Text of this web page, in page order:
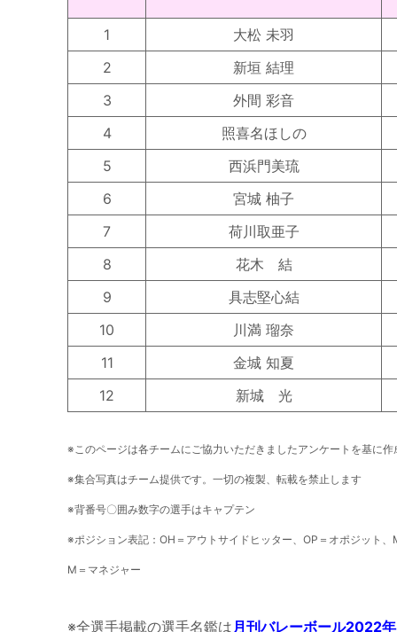
1
大松 未羽
2
新垣 結理
3
外間 彩音
4
照喜名ほしの
5
西浜門美琉
6
宮城 柚子
7
荷川取亜子
8
花木 結
9
具志堅心結
10
川満 瑠奈
11
金城 知夏
12
新城 光
※このページは各チームにご協力いただきましたアンケートを基に作
※集合写真はチーム提供です。一切の複製、転載を禁止します
※背番号〇囲み数字の選手はキャプテン
※ポジション表記：OH＝アウトサイドヒッター、OP＝オポジット
M＝マネジャー
※全選手掲載の選手名鑑は月刊バレーボール2022